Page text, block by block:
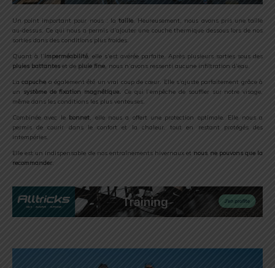
Un point important pour nous : lataille. Heureusement, nous avons pris une taille
au-dessus. Ce qui nous a permis d’ajouter une couche thermique dessous lors de nos
sorties dans des conditions plus froides.
Quant à l’imperméabilité , elle s’est avérée parfaite. Après plusieurs sorties sous des
pluies battantes et de pluie fine, nous n’avons ressenti aucune infiltration d’eau.
La capuche a également été un vrai coup de cœur. Elle s’ajuste parfaitement grâce à
un système de fixation magnétique. Ce qui l’empêche de souffler sur notre visage,
même dans les conditions les plus venteuses.
Combinée avec le bonnet, elle nous a offert une protection optimale. Elle nous a
permis de courir dans le confort et la chaleur, tout en restant protégés des
intempéries.
Elle est un indispensable de nos entraînements hivernaux et nous ne pouvons que la
recommander.